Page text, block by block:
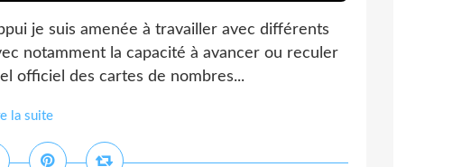
je suis amenée à travailler avec différents
notamment la capacité à avancer ou reculer
officiel des cartes de nombres...
la suite